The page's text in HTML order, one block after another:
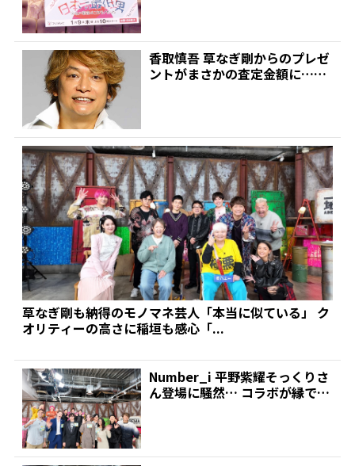
香取慎吾 草なぎ剛からのプレゼ
ントがまさかの査定金額に…ス
草なぎ剛も納得のモノマネ芸人「本当に似ている」 ク
オリティーの高さに稲垣も感心「...
Number_i 平野紫耀そっくりさ
ん登場に騒然… コラボが縁で超